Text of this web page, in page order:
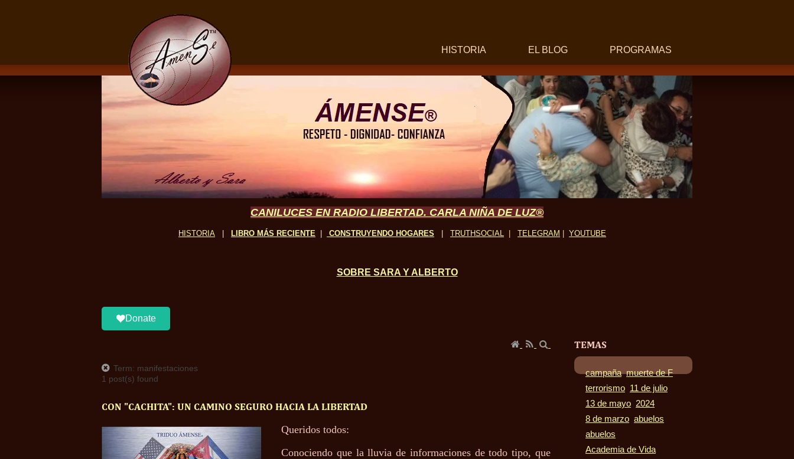
HISTORIA EL BLOG PROGRAMAS
CANILUCES EN RADIO LIBERTAD. CARLA NIÑA DE LUZ®
HISTORIA LIBRO MÁS RECIENTE CONSTRUYENDO HOGARES TRUTHSOCIAL TELEGRAM YOUTUBE
SOBRE SARA Y ALBERTO
Donate
Term: manifestaciones
1 post(s) found
CON "CACHITA": UN CAMINO SEGURO HACIA LA LIBERTAD
Queridos todos:
Conociendo que la lluvia de informaciones de todo tipo, que
TEMAS
campaña muerte de F
terrorismo 11 de julio
13 de mayo 2024
8 de marzo abuelos
abuelos
Academia de Vida